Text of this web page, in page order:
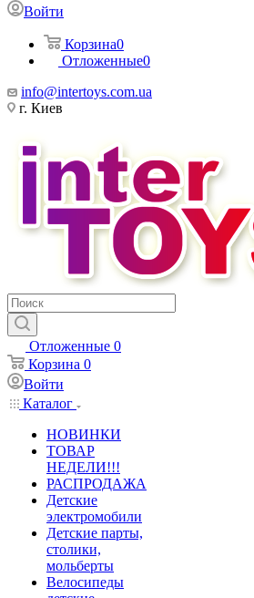
Войти
Корзина0
Отложенные0
info@intertoys.com.ua
г. Киев
Отложенные 0
Корзина 0
Войти
Каталог
НОВИНКИ
ТОВАР
НЕДЕЛИ!!!
РАСПРОДАЖА
Детские
электромобили
Детские парты,
столики,
мольберты
Велосипеды